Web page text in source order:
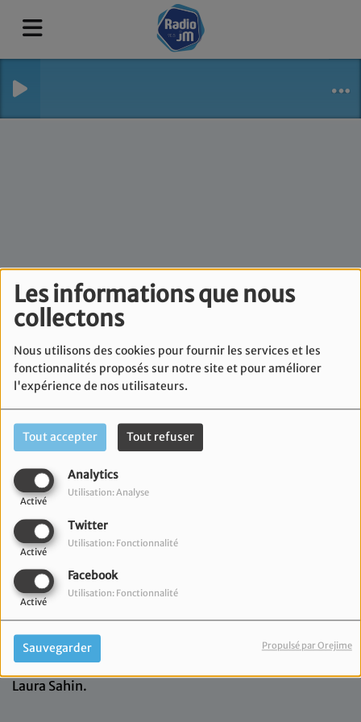
Les informations que nous
collectons
Nous utilisons des cookies pour fournir les services et les
fonctionnalités proposés sur notre site et pour améliorer
l'expérience de nos utilisateurs.
Tout accepter Tout refuser
Analytics
Activé
Utilisation: Analyse
Twitter
Activé
Utilisation: Fonctionnalité
Facebook
Activé
Utilisation: Fonctionnalité
Sauvegarder Propulsé par Orejime
Le Flash Info de Laura
Sahin - Mercredi 31
Janvier
31 janvier 2024
Découvrez le Flash Info en édition spéciale Israël de
Laura Sahin.